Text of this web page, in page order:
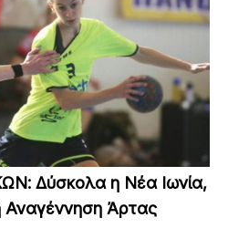
Δύσκολα η Νέα Ιωνία,
Αναγέννηση Άρτας